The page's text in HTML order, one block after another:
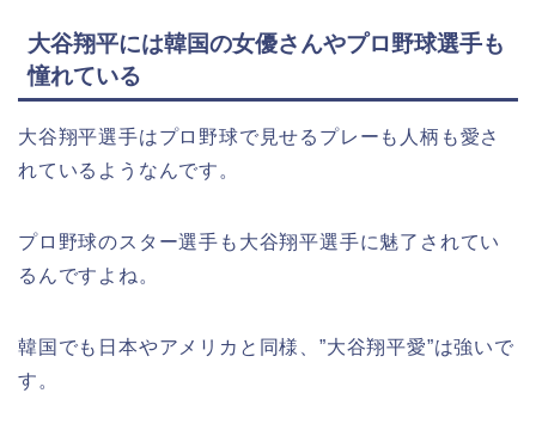
大谷翔平には韓国の女優さんやプロ野球選手も
憧れている
大谷翔平選手はプロ野球で見せるプレーも人柄も愛さ
れているようなんです。
プロ野球のスター選手も大谷翔平選手に魅了されてい
るんですよね。
韓国でも日本やアメリカと同様、”大谷翔平愛”は強いで
す。